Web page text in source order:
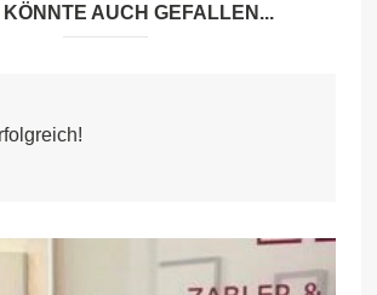
KÖNNTE AUCH GEFALLEN...